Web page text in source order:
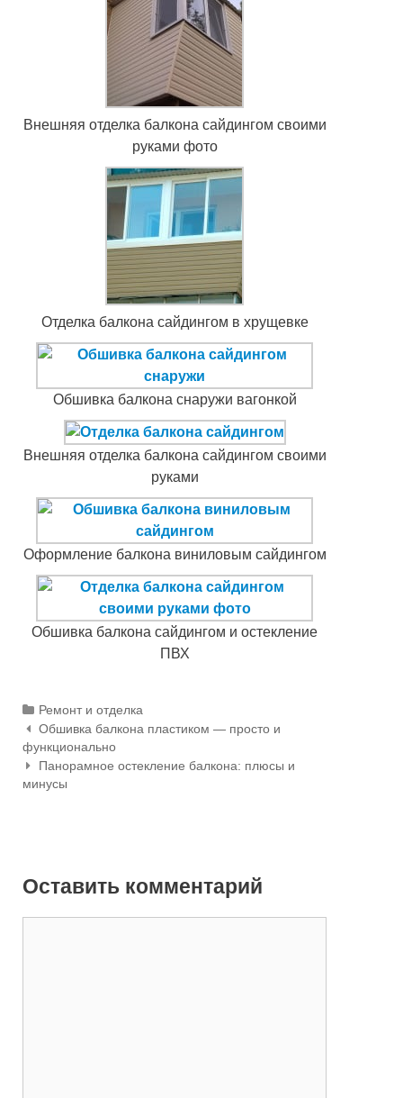
Внешняя отделка балкона сайдингом своими
руками фото
Отделка балкона сайдингом в хрущевке
Обшивка балкона снаружи вагонкой
Внешняя отделка балкона сайдингом своими
руками
Оформление балкона виниловым сайдингом
Обшивка балкона сайдингом и остекление
ПВХ
Categories
Ремонт и отделка
Навигация по статьям
Обшивка балкона пластиком — просто и
функционально
Панорамное остекление балкона: плюсы и
минусы
Оставить комментарий